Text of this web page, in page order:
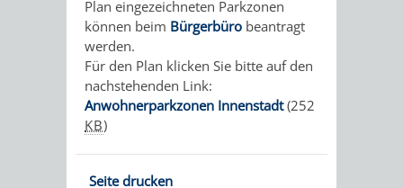
Plan eingezeichneten Parkzonen
können beim Bürgerbüro beantragt
werden.
Für den Plan klicken Sie bitte auf den
nachstehenden Link:
Anwohnerparkzonen Innenstadt(252
KB)
Seite drucken